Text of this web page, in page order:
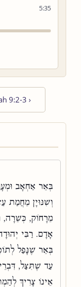
5:35
9:2-3 ›
בְּאֵר אַחְאָב
וְשִׁנּוּיָן מֵחֲמַת
מֵרָחוֹק, כְּשֵׁרָה,
אָדָם. רַבִּי
בְּאֵר שֶׁנָּפַל
עַד שֶׁתִּצַּל,
אֵינוֹ צָרִיךְ